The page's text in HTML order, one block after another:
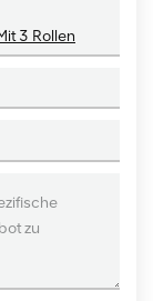
3 Rollen